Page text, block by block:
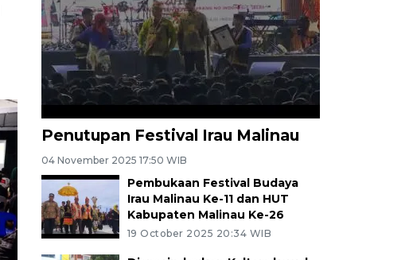
Penutupan Festival Irau Malinau
04 November 2025 17:50 WIB
Pembukaan Festival Budaya
Irau Malinau Ke-11 dan HUT
Kabupaten Malinau Ke-26
19 October 2025 20:34 WIB